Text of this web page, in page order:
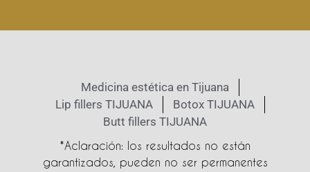
Medicina estética en Tijuana
Lip fillers TIJUANA
Botox TIJUANA
Butt fillers TIJUANA
*Aclaración: los resultados no están
garantizados, pueden no ser permanentes